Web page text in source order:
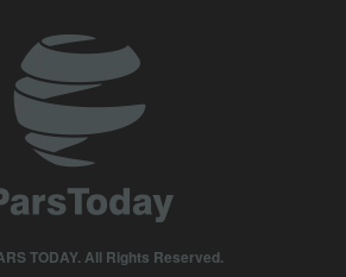
Segera Diusir dari Kawasan dan Semua
karena Sebarkan Foto Ledakan Jebel
TODAY. All Rights Reserved.